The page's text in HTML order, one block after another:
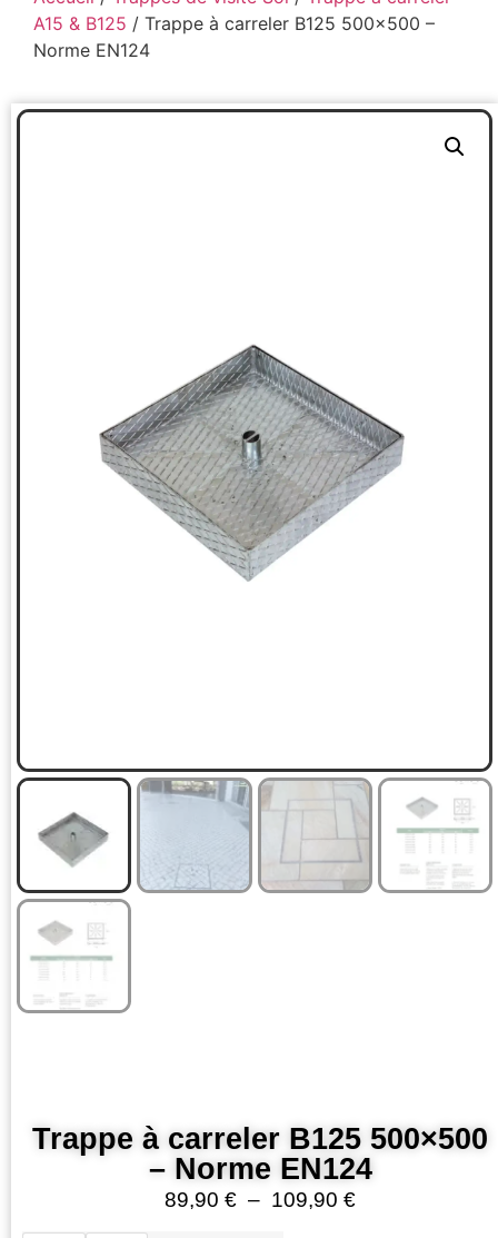
A15 & B125 / Trappe à carreler B125 500×500 –
Norme EN124
Trappe à carreler B125 500×500
– Norme EN124
89,90 € – 109,90 €